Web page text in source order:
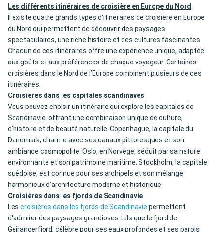
Les différents itinéraires de croisière en Europe du Nord
Il existe quatre grands types d'itinéraires de croisière en Europe
du Nord qui permettent de découvrir des paysages
spectaculaires, une riche histoire et des cultures fascinantes.
Chacun de ces itinéraires offre une expérience unique, adaptée
aux goûts et aux préférences de chaque voyageur. Certaines
croisières dans le Nord de l’Europe combinent plusieurs de ces
itinéraires.
Croisières dans les capitales scandinaves
Vous pouvez choisir un itinéraire qui explore les capitales de
Scandinavie, offrant une combinaison unique de culture,
d’histoire et de beauté naturelle. Copenhague, la capitale du
Danemark, charme avec ses canaux pittoresques et son
ambiance cosmopolite. Oslo, en Norvège, séduit par sa nature
environnante et son patrimoine maritime. Stockholm, la capitale
suédoise, est connue pour ses archipels et son mélange
harmonieux d'architecture moderne et historique.
Croisières dans les fjords de Scandinavie
Les croisières dans les fjords de Scandinavie permettent
d'admirer des paysages grandioses tels que le fjord de
Geirangerfjord, célèbre pour ses eaux profondes et ses parois